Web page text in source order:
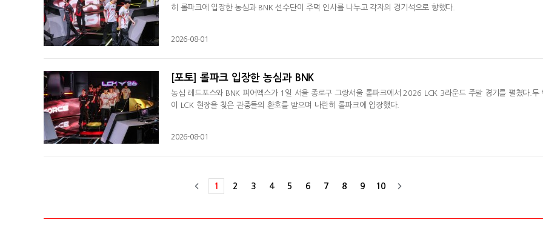
히 롤파크에 입장한 농심과 BNK 선수단이 주먹 인사를 나누고 각자의 경기석으로 향했다.
2026-08-01
[포토] 롤파크 입장한 농심과 BNK
농심 레드포스와 BNK 피어엑스가 1일 서울 종로구 그랑서울 롤파크에서 2026 LCK 3라운드 주말 경기를 펼쳤다.두
이 LCK 현장을 찾은 관중들의 환호를 받으며 나란히 롤파크에 입장했다.
2026-08-01
1 2 3 4 5 6 7 8 9 10